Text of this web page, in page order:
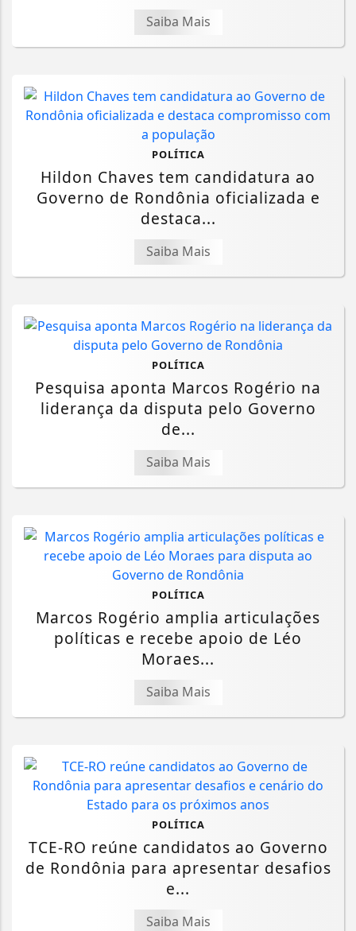
Saiba Mais
POLÍTICA
Hildon Chaves tem candidatura ao
Governo de Rondônia oficializada e
destaca...
Saiba Mais
POLÍTICA
Pesquisa aponta Marcos Rogério na
liderança da disputa pelo Governo
de...
Saiba Mais
POLÍTICA
Marcos Rogério amplia articulações
políticas e recebe apoio de Léo
Moraes...
Saiba Mais
POLÍTICA
TCE-RO reúne candidatos ao Governo
de Rondônia para apresentar desafios
e...
Saiba Mais